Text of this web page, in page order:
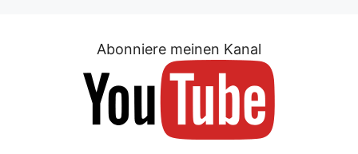
Abonniere meinen Kanal